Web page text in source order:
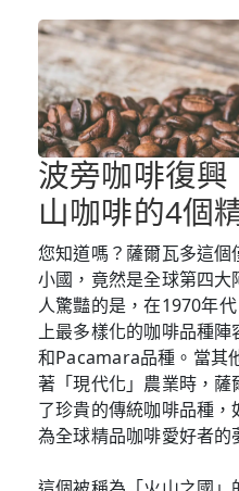
波旁咖啡復興
山咖啡的4個
您知道嗎？薩爾瓦多這
小國，竟然是全球第四
人驚豔的是，在1970年
上最多樣化的咖啡品種
和Pacamara品種。當其
著「現代化」農業時，
了珍貴的傳統咖啡品種
為全球精品咖啡愛好者的